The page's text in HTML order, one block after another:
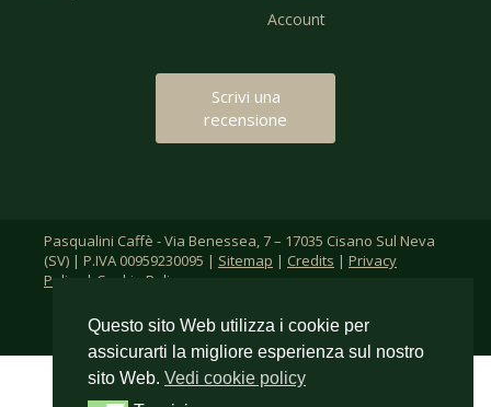
Account
Scrivi una
recensione
Pasqualini Caffè - Via Benessea, 7 – 17035 Cisano Sul Neva
(SV) | P.IVA 00959230095 | Sitemap | Credits | Privacy
Policy
| Cookie Policy
Questo sito Web utilizza i cookie per
assicurarti la migliore esperienza sul nostro
sito Web. Vedi cookie policy